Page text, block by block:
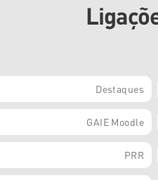
Destaques
GAIE Moodle
PRR